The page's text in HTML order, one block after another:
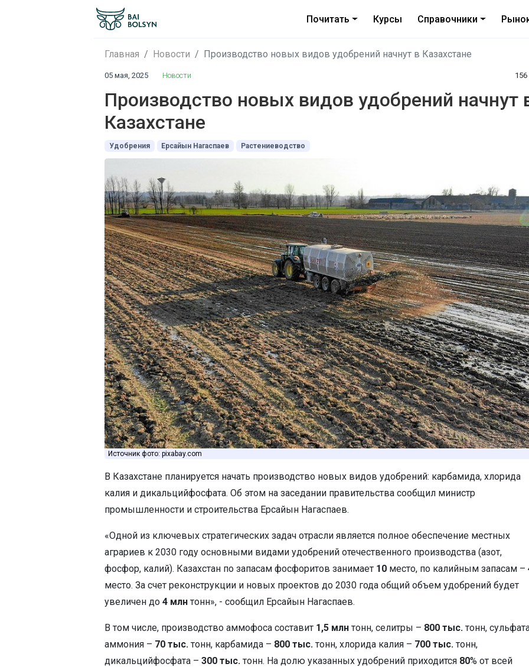
Почитать Курсы Справочники
Главная Новости Производство новых видов удобрений начнут в Казахстане
05 мая, 2025 Новости
Производство новых видов удобрений начнут
Казахстане
Удобрения Ерсайын Нагаспаев Растениеводство
Источник фото: pixabay.com
В Казахстане планируется начать производство новых видов удобрений: карбамида, хлорида
калия и дикальцийфосфата. Об этом на заседании правительства сообщил министр
промышленности и строительства Ерсайын Нагаспаев.
«Одной из ключевых стратегических задач отрасли является полное обеспечение местных
аграриев к 2030 году основными видами удобрений отечественного производства (азот,
фосфор, калий). Казахстан по запасам фосфоритов занимает 10 место, по калийным запасам –
место. За счет реконструкции и новых проектов до 2030 года общий объем удобрений будет
увеличен до 4 млн тонн», - сообщил Ерсайын Нагаспаев.
В том числе, производство аммофоса составит 1,5 млн тонн, селитры – 800 тыс. тонн,
аммония – 70 тыс. тонн, карбамида – 800 тыс. тонн, хлорида калия – 700 тыс. тонн,
дикальцийфосфата – 300 тыс. тонн. На долю указанных удобрений приходится 80% от всей